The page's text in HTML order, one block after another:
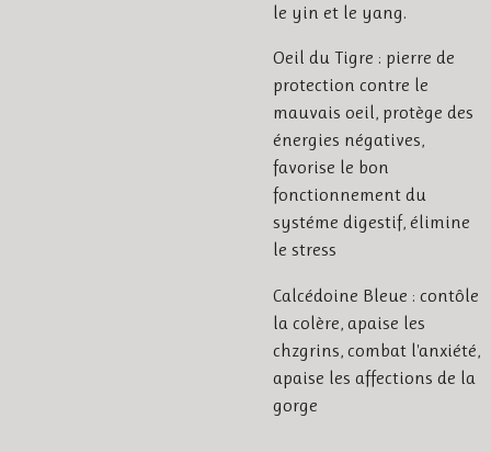
le yin et le yang.
Oeil du Tigre : pierre de
protection contre le
mauvais oeil, protège des
énergies négatives,
favorise le bon
fonctionnement du
systéme digestif, élimine
le stress
Calcédoine Bleue : contôle
la colère, apaise les
chzgrins, combat l'anxiété,
apaise les affections de la
gorge